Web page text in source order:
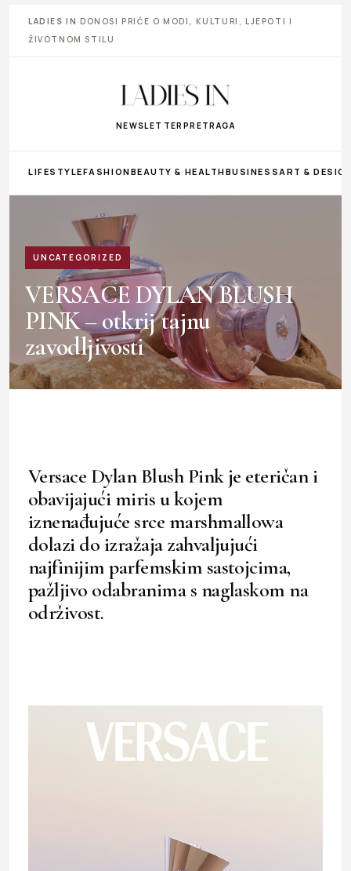
LADIES IN DONOSI PRIČE O MODI, KULTURI, LJEPOTI I
ŽIVOTNOM STILU
NEWSLETTER PRETRAGA
LIFESTYLEFASHIONBEAUTY & HEALTHBUSINESS ART &
UNCATEGORIZED
VERSACE DYLAN BLUSH
PINK – otkrij tajnu
zavodljivosti
Versace Dylan Blush Pink je eteričan i
obavijajući miris u kojem
iznenađujuće srce marshmallowa
dolazi do izražaja zahvaljujući
najfinijim parfemskim sastojcima,
pažljivo odabranima s naglaskom na
održivost.